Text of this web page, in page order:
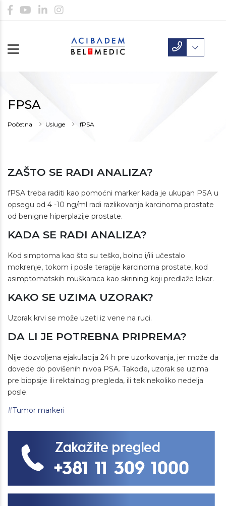
FPSA
Početna Usluge fPSA
ZAŠTO SE RADI ANALIZA?
fPSA treba raditi kao pomoćni marker kada je ukupan PSA u
opsegu od 4 -10 ng/ml radi razlikovanja karcinoma prostate
od benigne hiperplazije prostate.
KADA SE RADI ANALIZA?
Kod simptoma kao što su teško, bolno i/ili učestalo
mokrenje, tokom i posle terapije karcinoma prostate, kod
asimptomatskih muškaraca kao skrining koji predlaže lekar.
KAKO SE UZIMA UZORAK?
Uzorak krvi se može uzeti iz vene na ruci.
DA LI JE POTREBNA PRIPREMA?
Nije dozvoljena ejakulacija 24 h pre uzorkovanja, jer može da
dovede do povišenih nivoa PSA. Takođe, uzorak se uzima
pre biopsije ili rektalnog pregleda, ili tek nekoliko nedelja
posle.
#Tumor markeri